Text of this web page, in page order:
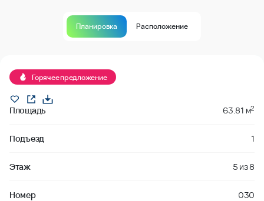
Планировка Расположение
Горячее предложение
Площадь 63.81 м2
Подъезд 1
Этаж 5 из8
Номер 030